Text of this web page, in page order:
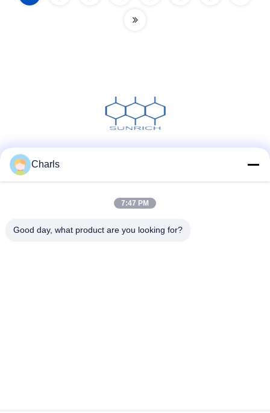
Charls
7:47 PM
Good day, what product are you looking for?